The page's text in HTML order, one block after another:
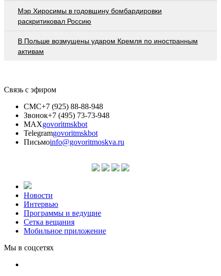
Мэр Хиросимы в годовщину бомбардировки
раскритиковал Россию
В Польше возмущены ударом Кремля по иностранным
активам
Связь с эфиром
СМС+7 (925) 88-88-948
Звонок+7 (495) 73-73-948
MAXgovoritmskbot
Telegramgovoritmskbot
Письмоinfo@govoritmoskva.ru
Новости
Интервью
Программы и ведущие
Сетка вещания
Мобильное приложение
Мы в соцсетях